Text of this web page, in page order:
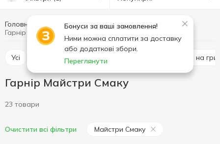
Бонуси за ваші замовлення!
Ними можна сплатити за доставку
або додаткові збори.
Переглянути
Головна Кулінарія Другі страви
Гарнір
Гарнір Майстри Смаку
Усі М'ясні страви Страви на
Гарнір Майстри Смаку
23 товари
Очистити всі фільтри Майстри Смаку